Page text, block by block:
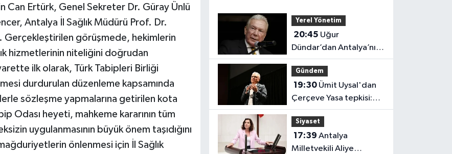
Can Ertürk, Genel Sekreter Dr. Güray Ünlü
Antalya İl Sağlık Müdürü Prof. Dr.
Gerçekleştirilen görüşmede, hekimlerin
hizmetlerinin niteliğini doğrudan
ilk olarak, Türk Tabipleri Birliği
durdurulan düzenleme kapsamında
sözleşme yapmalarına getirilen kota
Odası heyeti, mahkeme kararının tüm
uygulanmasının büyük önem taşıdığını
önlenmesi için İl Sağlık
Yerel Yönetim
20:45
Dündar’dan Antalya’nın
“Efsane Başkanı”
Tonguç’a övgü
Gündem
19:30Ümit Uysal'dan
Çerçeve Yasa tepkisi:
"Sadık vatandaşlara
haksızlık"
Siyaset
17:39
Milletvekili Aliye